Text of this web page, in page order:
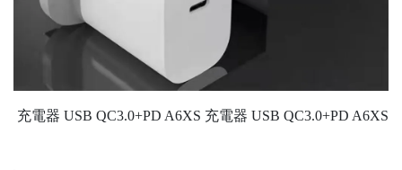
充電器 USB QC3.0+PD A6XS 充電器 USB QC3.0+PD A6XS